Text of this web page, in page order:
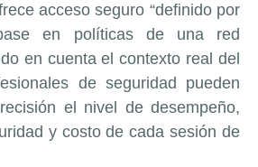
acceso seguro “definido por
en políticas de una red
en cuenta el contexto real del
de seguridad pueden
el nivel de desempeño,
y costo de cada sesión de